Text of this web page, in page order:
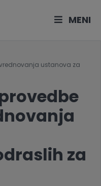
MENI
ustanova za
za